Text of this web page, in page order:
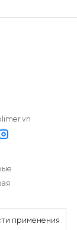
применения